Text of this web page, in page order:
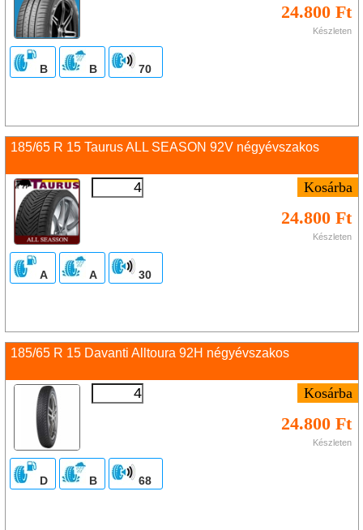
24.800 Ft
Készleten
B B 70
185/65 R 15 Taurus ALL SEASON 92V négyévszakos
24.800 Ft
Készleten
A A 30
185/65 R 15 Davanti Alltoura 92H négyévszakos
24.800 Ft
Készleten
D B 68